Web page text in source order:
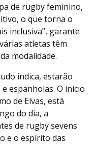
de rugby feminino,
o que torna o
inclusiva”, garante
atletas têm
modalidade.
indica, estarão
espanholas. O início
de Elvas, está
do dia, a
de rugby sevens
e o espírito das